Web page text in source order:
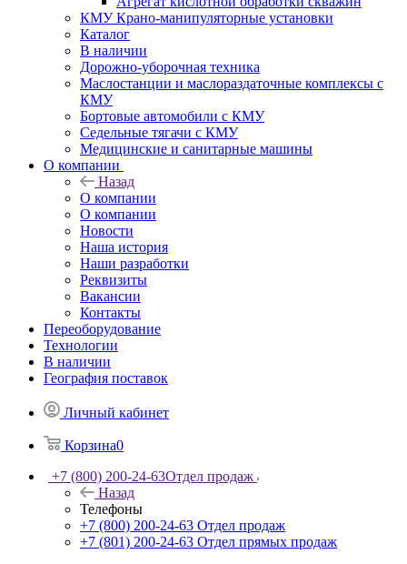
КМУ Крано-манипуляторные установки
Каталог
В наличии
Дорожно-уборочная техника
Маслостанции и маслораздаточные комплексы с
КМУ
Бортовые автомобили с КМУ
Седельные тягачи с КМУ
Медицинские и санитарные машины
О компании
Назад
О компании
О компании
Новости
Наша история
Наши разработки
Реквизиты
Вакансии
Контакты
Переоборудование
Технологии
В наличии
География поставок
Личный кабинет
Корзина0
+7 (800) 200-24-63Отдел продаж
Назад
Телефоны
+7 (800) 200-24-63 Отдел продаж
+7 (801) 200-24-63 Отдел прямых продаж